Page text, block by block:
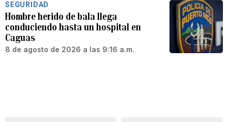
SEGURIDAD
Hombre herido de bala llega
conduciendo hasta un hospital en
Caguas
8 de agosto de 2026 a las 9:16 a.m.